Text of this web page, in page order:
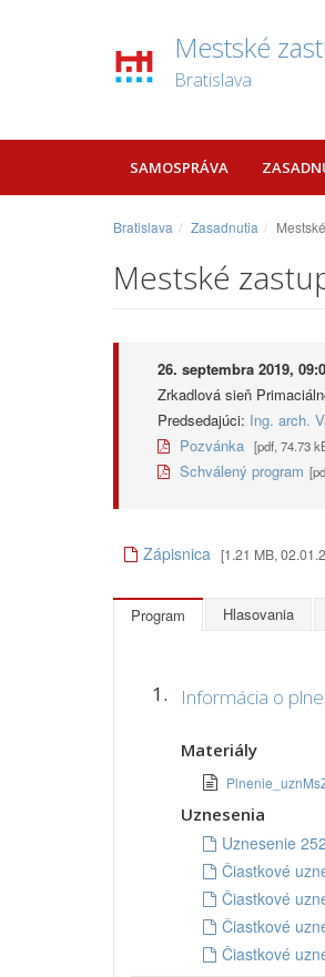
Mestské
Bratislava
SAMOSPRÁVA
Bratislava Zasadnutia
Mestské
26. septembra 2019,
Zrkadlová sieň
Predsedajúci: Ing. arch.
Pozvánka [pdf, 74.73
Schválený program
Zápisnica [1.21 MB,
Program Hlasovania
1. Informácia o
Materiály
Uznesenia
Uznesenie
Čiastkové
Čiastkové
Čiastkové
Čiastkové